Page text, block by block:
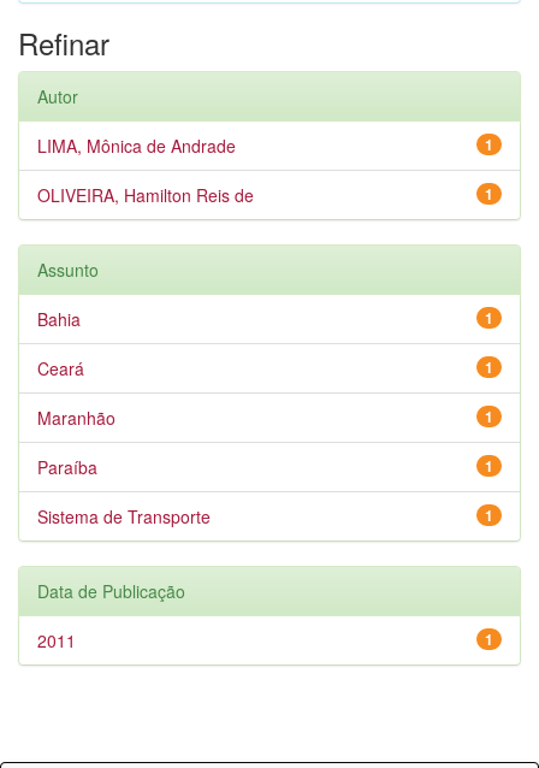
Refinar
Autor
1
LIMA, Mônica de Andrade
1
OLIVEIRA, Hamilton Reis de
Assunto
1
Bahia
1
Ceará
1
Maranhão
1
Paraíba
1
Sistema de Transporte
Data de Publicação
1
2011